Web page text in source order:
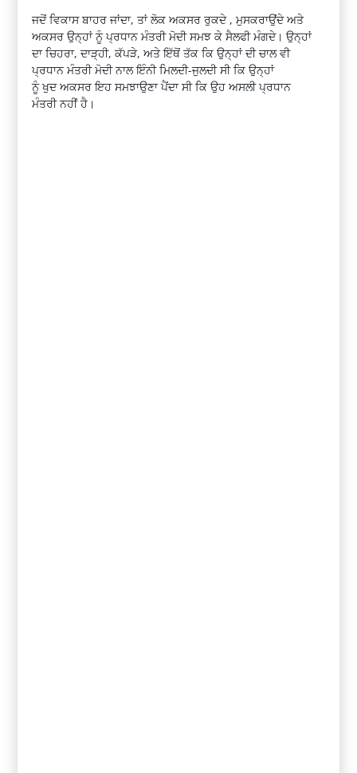
ਜਦੋਂ ਵਿਕਾਸ ਬਾਹਰ ਜਾਂਦਾ, ਤਾਂ ਲੋਕ ਅਕਸਰ ਰੁਕਦੇ , ਮੁਸਕਰਾਉਂਦੇ ਅਤੇ
ਅਕਸਰ ਉਨ੍ਹਾਂ ਨੂੰ ਪ੍ਰਧਾਨ ਮੰਤਰੀ ਮੋਦੀ ਸਮਝ ਕੇਸੈਲਫੀਮੰਗਦੇ। ਉਨ੍ਹਾਂ
ਦਾ ਚਿਹਰਾ, ਦਾੜ੍ਹੀ, ਕੱਪੜੇ, ਅਤੇਇੱਥੋਂ ਤੱਕ ਕਿ ਉਨ੍ਹਾਂ ਦੀ ਚਾਲ ਵੀ
ਪ੍ਰਧਾਨ ਮੰਤਰੀ ਮੋਦੀ ਨਾਲ ਇੰਨੀ ਮਿਲਦੀ-ਜੁਲਦੀ ਸੀ ਕਿ ਉਨ੍ਹਾਂ
ਨੂੰਖੁਦਅਕਸਰ ਇਹ ਸਮਝਾਉਣਾ ਪੈਂਦਾ ਸੀ ਕਿ ਉਹ ਅਸਲੀ ਪ੍ਰਧਾਨ
ਮੰਤਰੀਨਹੀਂਹੈ।